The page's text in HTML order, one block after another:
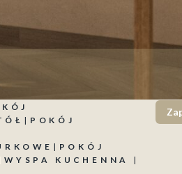
| POKÓJ
| POKÓJ
WYSPA KUCHENNA
|